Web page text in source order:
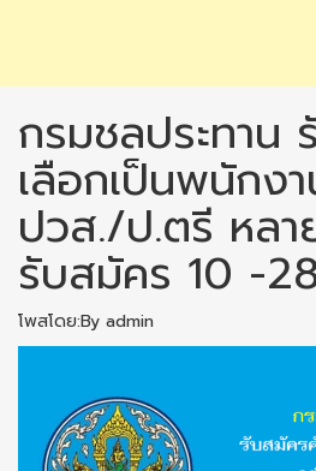
กรมชลประทาน
เลือกเป็นพนักง
ปวส./ป.ตรี หลา
รับสมัคร 10 -
โพสโดย:By admin